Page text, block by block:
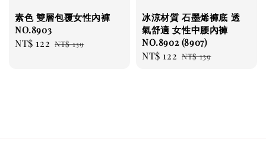
素色 雙層包覆女性內褲
NO.8903
Sale
NT$ 122 Regular
NT$ 139
冰涼材質 石墨烯褲底 透
氣舒適 女性中腰內褲
NO.8902 (8907)
Sale
NT$ 122 Regular
NT$ 139